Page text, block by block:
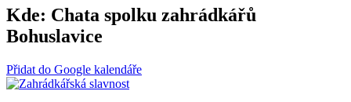
Kde: Chata spolku zahrádkářů
Bohuslavice
Přidat do Google kalendáře